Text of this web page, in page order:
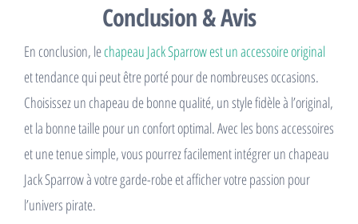
Conclusion & Avis
En conclusion, lechapeau Jack Sparrow est un accessoire original
et tendance qui peut être porté pour de nombreuses occasions.
Choisissez un chapeau de bonne qualité, un style fidèle à l’original,
et la bonne taille pour un confort optimal. Avec les bons accessoires
et une tenue simple, vous pourrez facilement intégrer un chapeau
Jack Sparrow à votre garde-robe et afficher votre passion pour
l’univers pirate.